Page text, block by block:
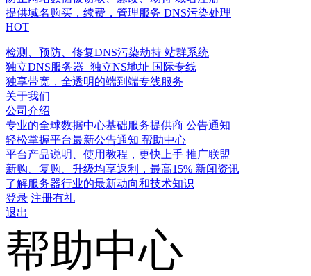
提供域名购买，续费，管理服务 DNS污染处理
HOT
检测、预防、修复DNS污染劫持 站群系统
独立DNS服务器+独立NS地址 国际专线
独享带宽，全透明的端到端专线服务
关于我们
公司介绍
专业的全球数据中心基础服务提供商 公告通知
轻松掌握平台最新公告通知 帮助中心
平台产品说明、使用教程，更快上手 推广联盟
新购、复购、升级均享返利，最高15% 新闻资讯
了解服务器行业的最新动向和技术知识
登录 注册有礼
退出
帮助中心